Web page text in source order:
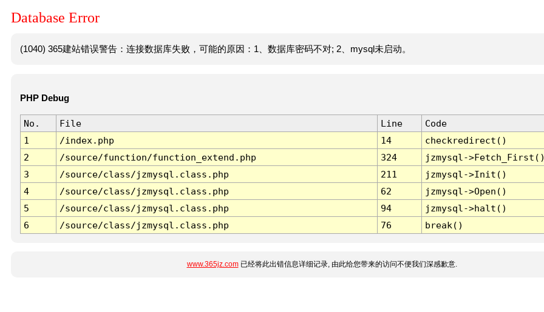
Database Error
(1040) 365建站错误警告：连接数据库失败，可能的原因：1、数据库密码不对; 2、mysql未启动。
PHP Debug
No. File Line
Code
1
/index.php 14
checkredirect()
2
/source/function/function_extend.php 324
jzmysql-
3
/source/class/jzmysql.class.php 211
jzmysql->Init()
4
/source/class/jzmysql.class.php 62
jzmysql->Open()
5
/source/class/jzmysql.class.php 94
jzmysql->halt()
6
/source/class/jzmysql.class.php 76 break()
www.365jz.com已经将此出错信息详细记录, 由此给您带来的访问不便我们深感歉意.